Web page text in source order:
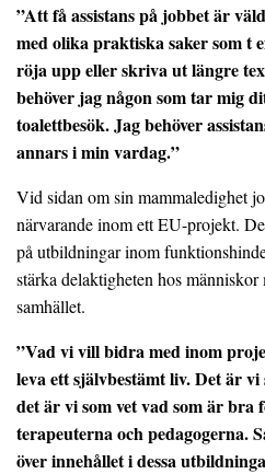
”Att få assistans på jobbet är
med olika praktiska saker som t
röja upp eller skriva ut längre
behöver jag någon som tar mig
toalettbesök. Jag behöver
annars i min vardag.”
Vid sidan om sin mammaledighet
närvarande inom ett EU-projekt.
på utbildningar inom
stärka delaktigheten hos
samhället.
”Vad vi vill bidra med inom
leva ett självbestämt liv. Det är
det är vi som vet vad som är bra
terapeuterna och pedagogerna.
över innehållet i dessa